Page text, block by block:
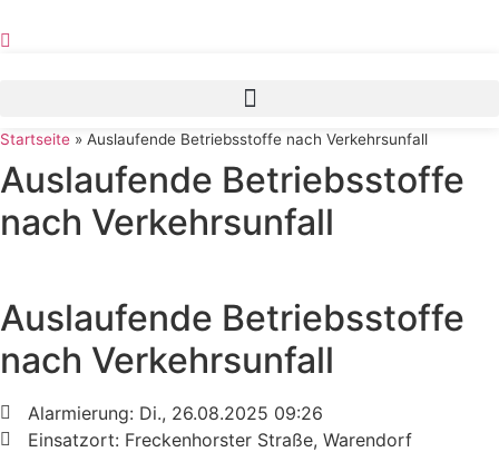
Inhalt
Startseite » Auslaufende Betriebsstoffe nach Verkehrsunfall
Auslaufende Betriebsstoffe
nach Verkehrsunfall
Auslaufende Betriebsstoffe
nach Verkehrsunfall
Alarmierung: Di., 26.08.2025 09:26
Einsatzort: Freckenhorster Straße, Warendorf